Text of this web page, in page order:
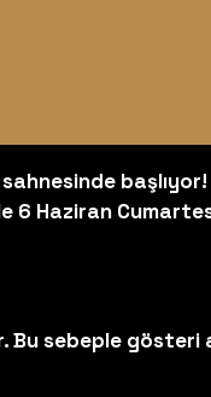
6 Haziran
Bu sebeple gösteri